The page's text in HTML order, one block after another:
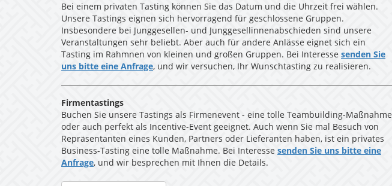
Bei einem privaten Tasting können Sie das Datum und die Uhrzeit frei wählen.
Unsere Tastings eignen sich hervorragend für geschlossene Gruppen.
Insbesondere bei Junggesellen- und Junggesellinnenabschieden sind unsere
Veranstaltungen sehr beliebt. Aber auch für andere Anlässe eignet sich ein
Tasting im Rahmnen von kleinen und großen Gruppen. Bei Interesse senden Sie
uns bitte eine Anfrage, und wir versuchen, Ihr Wunschtasting zu realisieren.
Firmentastings
Buchen Sie unsere Tastings als Firmenevent - eine tolle Teambuilding-Maßnahme
oder auch perfekt als Incentive-Event geeignet. Auch wenn Sie mal Besuch von
Repräsentanten eines Kunden, Partners oder Lieferanten haben, ist ein privates
Business-Tasting eine tolle Maßnahme. Bei Interesse senden Sie uns bitte eine
Anfrage, und wir besprechen mit Ihnen die Details.